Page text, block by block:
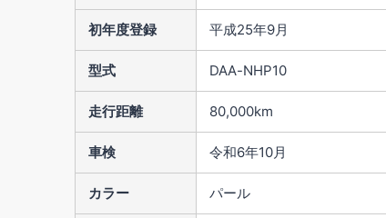
初年度登録 平成25年9月
型式 DAA-NHP10
走行距離 80,000km
車検 令和6年10月
カラー パール